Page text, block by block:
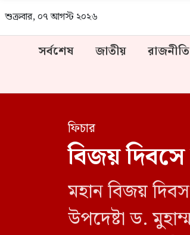
শুক্রবার, ০৭ আগস্ট ২০২৬
সর্বশেষ জাতীয় রাজনীতি
ফিচার
বিজয় দিবসে
মহান বিজয়
উপদেষ্টা ড.